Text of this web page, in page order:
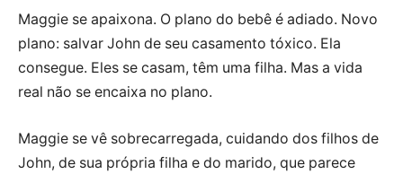
Maggie se apaixona. O plano do bebê é adiado. Novo
plano: salvar John de seu casamento tóxico. Ela
consegue. Eles se casam, têm uma filha. Mas a vida
real não se encaixa no plano.
Maggie se vê sobrecarregada, cuidando dos filhos de
John, de sua própria filha e do marido, que parece